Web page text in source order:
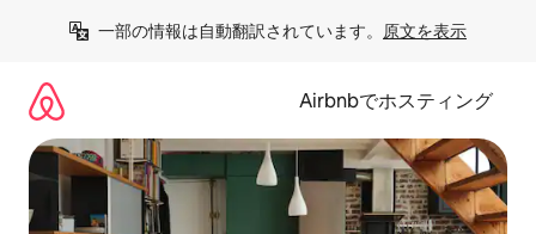
一部の情報は自動翻訳されています。 原文を表示
Airbnbでホスティング